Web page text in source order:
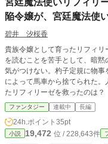
陥令嬢が、宮廷魔法使
碧井 汐桜香
貴族令嬢として育ったリフィ
を読むことを苦手として、暗
気がつけない。杓子定規に物
によって馬車から捨てられた
たリフィリーゼを救ったのは？
ファンタジー 連載中 長編
24h.ポイント 35pt
小説 19,472 位 / 228,643件